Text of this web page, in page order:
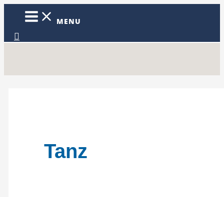
MENU
Suchen
Tanz